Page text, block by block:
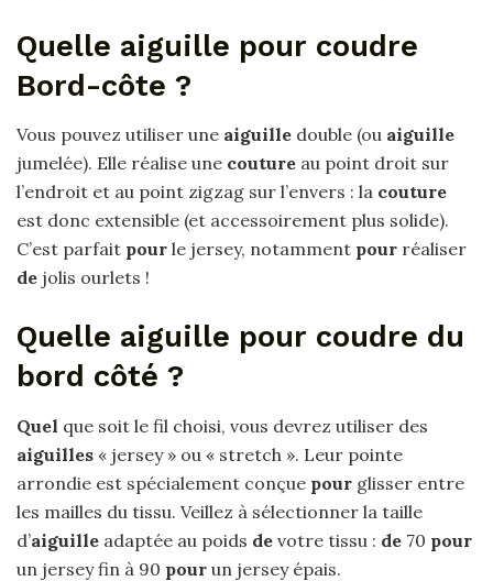
Quelle aiguille pour coudre
Bord-côte ?
Vous pouvez utiliser une aiguille double (ou aiguille
jumelée). Elle réalise une couture au point droit sur
l’endroit et au point zigzag sur l’envers : la couture
est donc extensible (et accessoirement plus solide).
C’est parfait pour le jersey, notamment pour réaliser
de jolis ourlets !
Quelle aiguille pour coudre du
bord côté ?
Quel que soit le fil choisi, vous devrez utiliser des
aiguilles « jersey » ou « stretch ». Leur pointe
arrondie est spécialement conçue pour glisser entre
les mailles du tissu. Veillez à sélectionner la taille
d’aiguille adaptée au poids de votre tissu : de 70 pour
un jersey fin à 90 pour un jersey épais.